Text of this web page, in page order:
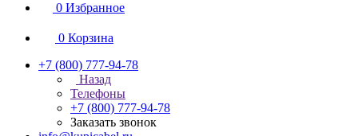
0 Избранное
0 Корзина
+7 (800) 777-94-78
Назад
Телефоны
+7 (800) 777-94-78
Заказать звонок